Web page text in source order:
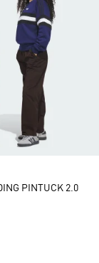
PINTUCK 2.0